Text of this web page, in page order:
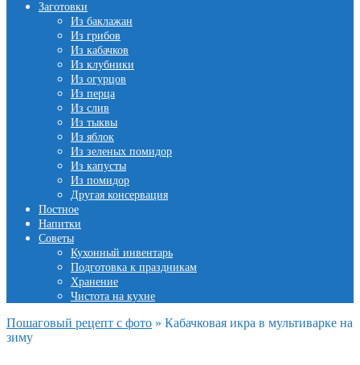
Заготовки
Из баклажан
Из грибов
Из кабачков
Из клубники
Из огурцов
Из перца
Из слив
Из тыквы
Из яблок
Из зеленых помидор
Из капусты
Из помидор
Другая консервация
Постное
Напитки
Советы
Кухонный инвентарь
Подготовка к праздникам
Хранение
Чистота на кухне
Пошаговый рецепт с фото » Кабачковая икра в мультиварке на
зиму